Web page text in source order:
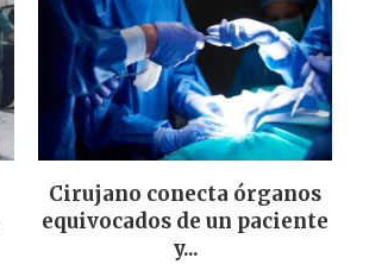
Cirujano conecta órganos
equivocados de un paciente
y...